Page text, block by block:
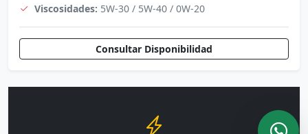
Viscosidades: 5W-30 / 5W-40 / 0W-20
Consultar Disponibilidad